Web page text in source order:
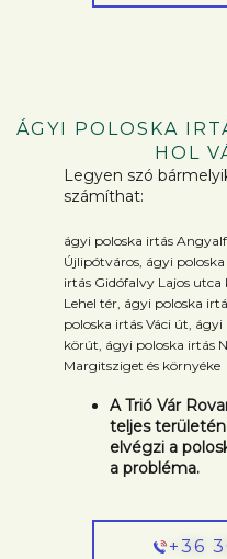
ÁGYI POLOSKA
HOL
Legyen szó
számíthat:
ágyi poloska irtás
Újlipótváros, ágyi
irtás Gidófalvy Lajos
Lehel tér, ágyi poloska
poloska irtás Váci út,
körút, ágyi poloska irtás
Margitsziget és környéke
A Trió Vár
teljes
elvégzi a
a probléma.
+36